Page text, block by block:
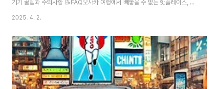
기기 꿀팁과 주의사항 📝FAQ오사카 여행에서 빼놓을 수 없는 핫플레이스, 바
로 쿠로몬 시장이에요! 200년 이상의 전통을 가진 이 시장은 ‘오사카의 부
인뿐 아니라 전 세계 여행객들이 즐겨 찾는 쿠로몬 시장은 입구부터 흥미진진
한 향신료 냄새와 지글지글 소리, 먹음직스러운 비주얼이 넘쳐나요. 생선구이
부터 소고기 꼬치, 달콤한 디저트까지! 한 걸음 한 걸음이 즐거움 그 자체랍니
다. 내가 생각했을 때 이 시장의 매력은 단순히 먹는 데에 그치지 않고, 현지 문
화를 직접 체험할 ..
2025. 4. 2.